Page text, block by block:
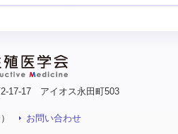
17-17 アイオス永田町503
）
お問い合わせ